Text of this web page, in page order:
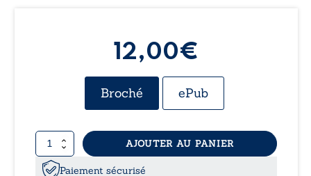
12,00€
Broché ePub
quantité
de
Les
AJOUTER AU PANIER
Paiement sécurisé